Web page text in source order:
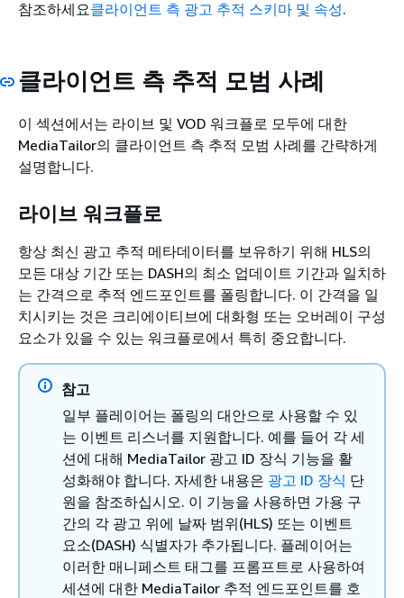
참조하세요클라이언트 측 광고 추적 스키마 및 속성.
클라이언트 측 추적 모범 사례
이 섹션에서는 라이브 및 VOD 워크플로 모두에 대한
MediaTailor의 클라이언트 측 추적 모범 사례를 간략하게
설명합니다.
라이브 워크플로
항상 최신 광고 추적 메타데이터를 보유하기 위해 HLS의
모든 대상 기간 또는 DASH의 최소 업데이트 기간과 일치하
는 간격으로 추적 엔드포인트를 폴링합니다. 이 간격을 일
치시키는 것은 크리에이티브에 대화형 또는 오버레이 구성
요소가 있을 수 있는 워크플로에서 특히 중요합니다.
참고
일부 플레이어는 폴링의 대안으로 사용할 수 있
는 이벤트 리스너를 지원합니다. 예를 들어 각 세
션에 대해 MediaTailor 광고 ID 장식 기능을 활
성화해야 합니다. 자세한 내용은 광고 ID 장식 단
원을 참조하십시오. 이 기능을 사용하면 가용 구
간의 각 광고 위에 날짜 범위(HLS) 또는 이벤트
요소(DASH) 식별자가 추가됩니다. 플레이어는
이러한 매니페스트 태그를 프롬프트로 사용하여
세션에 대한 MediaTailor 추적 엔드포인트를 호